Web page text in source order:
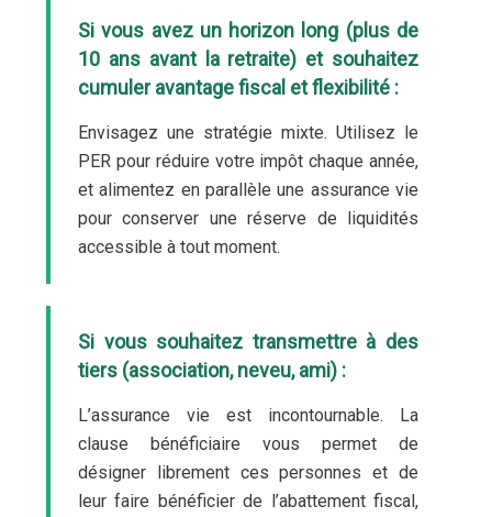
Si vous avez un horizon long (plus de
10 ans avant la retraite) et souhaitez
cumuler avantage fiscal et flexibilité :
Envisagez une stratégie mixte. Utilisez le
PER pour réduire votre impôt chaque année,
et alimentez en parallèle une assurance vie
pour conserver une réserve de liquidités
accessible à tout moment.
Si vous souhaitez transmettre à des
tiers (association, neveu, ami) :
L’assurance vie est incontournable. La
clause bénéficiaire vous permet de
désigner librement ces personnes et de
leur faire bénéficier de l’abattement fiscal,